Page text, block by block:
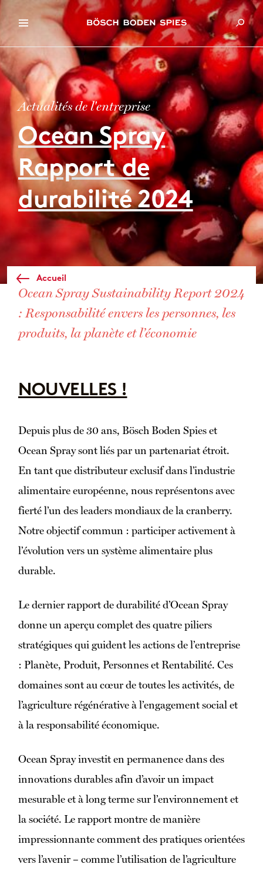
Actualités de l'entreprise
Ocean Spray
Rapport de
durabilité 2024
Accueil
Ocean Spray Sustainability Report 2024
: Responsabilité envers les personnes, les
produits, la planète et l’économie
NOUVELLES !
Depuis plus de 30 ans, Bösch Boden Spies et
Ocean Spray sont liés par un partenariat étroit.
En tant que distributeur exclusif dans l’industrie
alimentaire européenne, nous représentons avec
fierté l’un des leaders mondiaux de la cranberry.
Notre objectif commun : participer activement à
l’évolution vers un système alimentaire plus
durable.
Le dernier rapport de durabilité d’Ocean Spray
donne un aperçu complet des quatre piliers
stratégiques qui guident les actions de l’entreprise
: Planète, Produit, Personnes et Rentabilité. Ces
domaines sont au cœur de toutes les activités, de
l’agriculture régénérative à l’engagement social et
à la responsabilité économique.
Ocean Spray investit en permanence dans des
innovations durables afin d’avoir un impact
mesurable et à long terme sur l’environnement et
la société. Le rapport montre de manière
impressionnante comment des pratiques orientées
vers l’avenir – comme l’utilisation de l’agriculture